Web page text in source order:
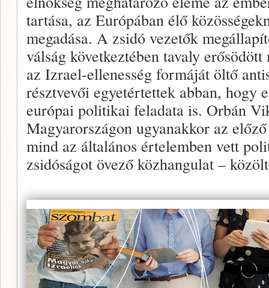
tartása, az Európában élő
megadása. A zsidó vezetők
válság következtében tavaly
az Izrael-ellenesség formáját öltő
résztvevői egyetértettek abban, hogy
európai politikai feladata is. Orbán
Magyarországon ugyanakkor az
mind az általános értelemben vett
zsidóságot övező közhangulat –